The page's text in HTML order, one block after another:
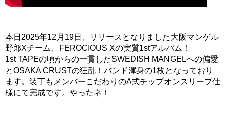
本日2025年12月19日、リリースとなりました大阪マンゲル
野郎Xチーム、FEROCIOUS Xの実質1stアルバム！
1st TAPEの頃からの一貫したSWEDISH MANGELへの偏愛
とOSAKA CRUSTの狂乱！バンド渾身の1枚となっており
ます。装丁もメンバーこだわりのA式チップオンスリーブ仕
様にて完成です。やったネ！